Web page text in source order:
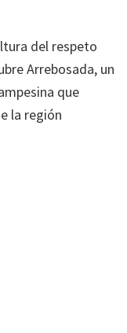
del respeto
Arrebosada, un
que
la región